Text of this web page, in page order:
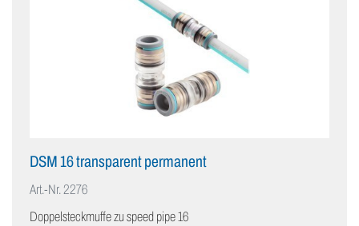
DSM 16 transparent permanent
Art.-Nr.2276
Doppelsteckmuffe zu speed pipe 16